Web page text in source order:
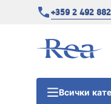
+359 2 492
Всички